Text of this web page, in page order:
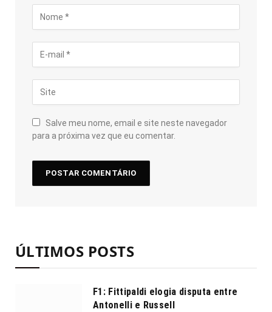
Salve meu nome, email e site neste navegador
para a próxima vez que eu comentar.
ÚLTIMOS POSTS
F1: Fittipaldi elogia disputa entre
Antonelli e Russell